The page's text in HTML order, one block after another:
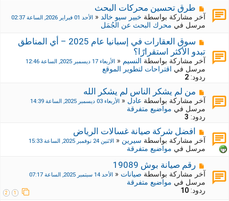
ج
د
ي
ة
م
ش
ر
ك
ة
ج
د
ي
د
طرق تحسين محركات البحث
آخر مشاركة بواسطة خبير سيو خالد« الأحد 01 فبراير 2026, الساعة 02:37
مرسل في محرك البحث عن الجُمَل
م
ش
ا
ر
ك
ة
ج
د
ي
د
ة
سوق العقارات في إسبانيا عام 2025 – أي المناطق
تبدو الأكثر استقرارًا؟
آخر مشاركة بواسطة النسيم« الأربعاء 17 ديسمبر 2025, الساعة 12:46
مرسل في اقتراحات لتطوير الموقع
ردود: 2
م
ش
ر
ك
ة
ج
ي
د
ة
من لم يشكر الناس لم يشكر الله
آخر مشاركة بواسطة عادل « الأربعاء 03 ديسمبر 2025, الساعة 14:39
مرسل في مواضيع متفرقة
ردود: 3
م
ش
ر
ك
ة
ج
د
ي
افضل شركة صيانة غسالات الرياض
آخر مشاركة بواسطة سيرين« الاثنين 24 نوفمبر 2025, الساعة 15:33
مرسل في مواضيع متفرقة
م
ش
ر
ك
رقم صيانة بوش 19089
آخر مشاركة بواسطة صيانات« الأحد 14 سبتمبر 2025, الساعة 07:17
مرسل في مواضيع متفرقة
ردود: 10
1
2